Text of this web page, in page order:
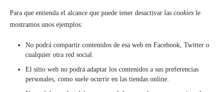
Para que entienda el alcance que puede tener desactivar las cookies le
mostramos unos ejemplos:
No podrá compartir contenidos de esa web en Facebook, Twitter o
cualquier otra red social.
El sitio web no podrá adaptar los contenidos a sus preferencias
personales, como suele ocurrir en las tiendas online.